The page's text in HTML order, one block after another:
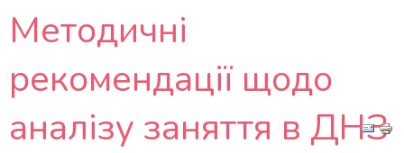
Методичні
рекомендації щодо
аналізу заняття в ДНЗ